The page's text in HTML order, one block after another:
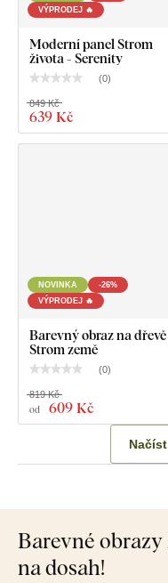
VÝPRODEJ 🔥
Moderní panel Strom
života - Serenity
(0)
639 Kč
849 Kč
NOVINKA
-26%
VÝPRODEJ 🔥
Barevný obraz na
Strom země
(0)
od 609 Kč
819 Kč
Barevné
na dosah!